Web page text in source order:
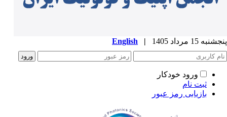
15 مرداد 1405 |
English
ورود خودکار
ثبت نام
بازیابی رمز عبور